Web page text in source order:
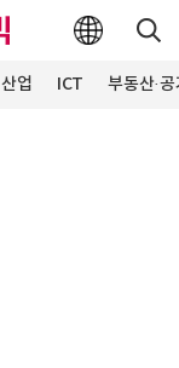
산업 ICT 부동산·